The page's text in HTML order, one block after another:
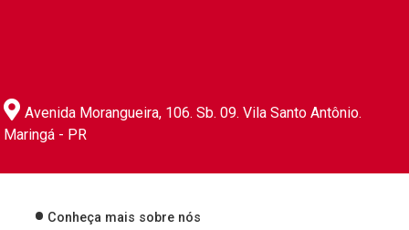
Avenida Morangueira, 106. Sb. 09. Vila Santo Antônio.
Maringá - PR
Conheça mais sobre nós